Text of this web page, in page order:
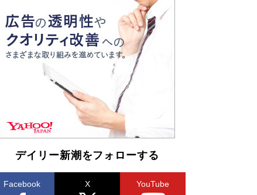
デイリー新潮をフォローする
Facebook X YouTube